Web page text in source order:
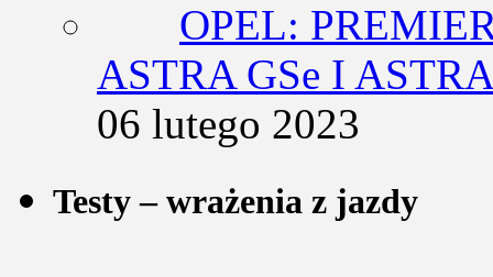
OPEL:
ASTRA GSe I
06 lutego 2023
Testy – wrażenia z jazdy